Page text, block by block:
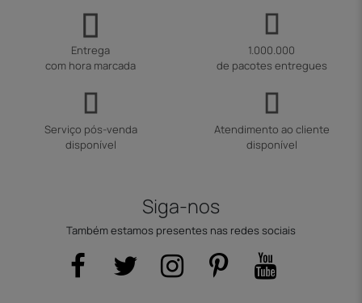
Entrega
com hora marcada
1.000.000
de pacotes entregues
Serviço pós-venda
disponível
Atendimento ao cliente
disponível
Siga-nos
Também estamos presentes nas redes sociais